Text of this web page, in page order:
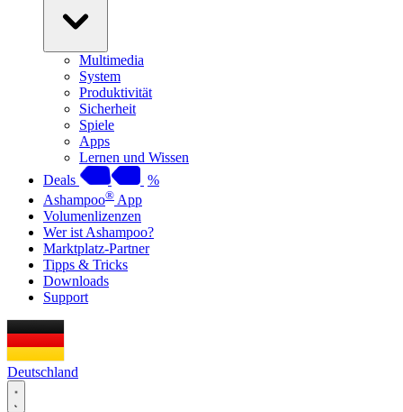
Multimedia
System
Produktivität
Sicherheit
Spiele
Apps
Lernen und Wissen
Deals
%
Ashampoo® App
Volumenlizenzen
Wer ist Ashampoo?
Marktplatz-Partner
Tipps & Tricks
Downloads
Support
Deutschland